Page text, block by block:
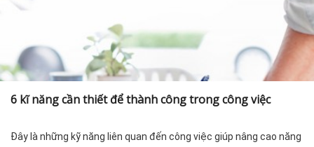
6 kĩ năng cần thiết để thành công trong công việc
Đây là những kỹ năng liên quan đến công việc giúp nâng cao năng